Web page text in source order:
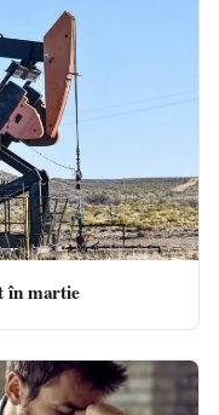
în martie